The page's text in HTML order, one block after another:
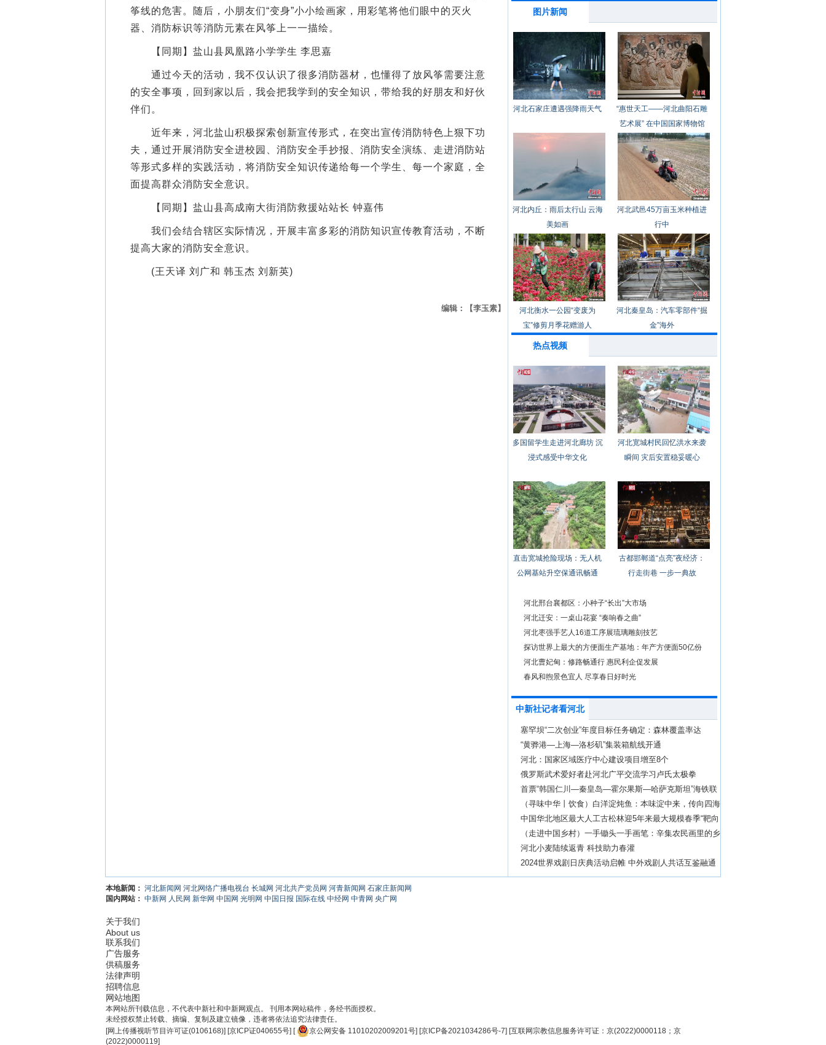
筝线的危害。随后，小朋友们“变身”小小绘画家，用彩笔将他们眼中的灭火
器、消防标识等消防元素在风筝上一一描绘。
【同期】盐山县凤凰路小学学生 李思嘉
通过今天的活动，我不仅认识了很多消防器材，也懂得了放风筝需要注意
的安全事项，回到家以后，我会把我学到的安全知识，带给我的好朋友和好伙
伴们。
近年来，河北盐山积极探索创新宣传形式，在突出宣传消防特色上狠下功
夫，通过开展消防安全进校园、消防安全手抄报、消防安全演练、走进消防站
等形式多样的实践活动，将消防安全知识传递给每一个学生、每一个家庭，全
面提高群众消防安全意识。
【同期】盐山县高成南大街消防救援站站长 钟嘉伟
我们会结合辖区实际情况，开展丰富多彩的消防知识宣传教育活动，不断
提高大家的消防安全意识。
(王天译 刘广和 韩玉杰 刘新英)
编辑：【李玉素】
图片新闻
河北石家庄遭遇强降雨天气
“惠世天工——河北曲阳石雕
艺术展” 在中国国家博物馆
开幕
河北内丘：雨后太行山 云海
美如画
河北武邑45万亩玉米种植进
行中
河北衡水一公园“变废为
宝”修剪月季花赠游人
河北秦皇岛：汽车零部件“掘
金”海外
热点视频
多国留学生走进河北廊坊 沉
浸式感受中华文化
河北宽城村民回忆洪水来袭
瞬间 灾后安置稳妥暖心
直击宽城抢险现场：无人机
公网基站升空保通讯畅通
古都邯郸道“点亮”夜经济：
行走街巷 一步一典故
河北邢台襄都区：小种子“长出”大市场
河北迁安：一桌山花宴 “奏响春之曲”
河北枣强手艺人16道工序展琉璃雕刻技艺
探访世界上最大的方便面生产基地：年产方便面50亿份
河北曹妃甸：修路畅通行 惠民利企促发展
春风和煦景色宜人 尽享春日好时光
中新社记者看河北
塞罕坝“二次创业”年度目标任务确定：森林覆盖率达
82.5%
“黄骅港—上海—洛杉矶”集装箱航线开通
河北：国家区域医疗中心建设项目增至8个
俄罗斯武术爱好者赴河北广平交流学习卢氏太极拳
首票“韩国仁川—秦皇岛—霍尔果斯—哈萨克斯坦”海铁联
运过境货物通关
（寻味中华丨饮食）白洋淀炖鱼：本味淀中来，传向四海
去
中国华北地区最大人工古松林迎5年来最大规模春季“靶向
养疗”
（走进中国乡村）一手锄头一手画笔：辛集农民画里的乡
土温度
河北小麦陆续返青 科技助力春灌
2024世界戏剧日庆典活动启帷 中外戏剧人共话互鉴融通
本地新闻： 河北新闻网 河北网络广播电视台 长城网 河北共产党员网 河青新闻网 石家庄新闻网
国内网站： 中新网 人民网 新华网 中国网 光明网 中国日报 国际在线 中经网 中青网 央广网
关于我们
About us
联系我们
广告服务
供稿服务
法律声明
招聘信息
网站地图
本网站所刊载信息，不代表中新社和中新网观点。 刊用本网站稿件，务经书面授权。
未经授权禁止转载、摘编、复制及建立镜像，违者将依法追究法律责任。
[网上传播视听节目许可证(0106168)] [京ICP证040655号] [ 京公网安备 11010202009201号] [京ICP备2021034286号-7] [互联网宗教信息服务许可证：京(2022)0000118；京
(2022)0000119]